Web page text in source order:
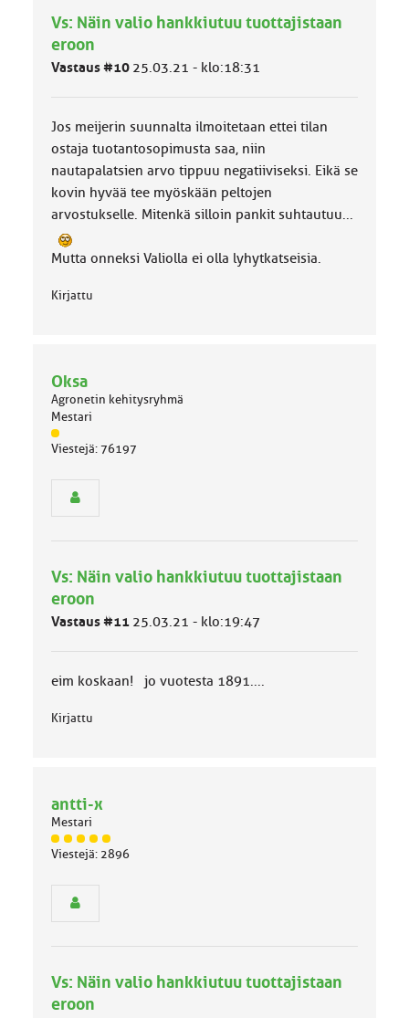
m
ä
u
k
a
Vs: Näin valio hankkiutuu tuottajistaan
eroon
Vastaus #10 25.03.21 - klo:18:31
Jos meijerin suunnalta ilmoitetaan ettei tilan
ostaja tuotantosopimusta saa, niin
nautapalatsien arvo tippuu negatiiviseksi. Eikä se
kovin hyvää tee myöskään peltojen
arvostukselle. Mitenkä silloin pankit suhtautuu...
Mutta onneksi Valiolla ei olla lyhytkatseisia.
Kirjattu
Oksa
Agronetin kehitysryhmä
Mestari
J
ä
m
ä
u
k
:
Viestejä: 76197
Vs: Näin valio hankkiutuu tuottajistaan
eroon
Vastaus #11 25.03.21 - klo:19:47
eim koskaan! jo vuotesta 1891....
Kirjattu
antti-x
Mestari
J
ä
m
ä
Viestejä: 2896
Vs: Näin valio hankkiutuu tuottajistaan
eroon